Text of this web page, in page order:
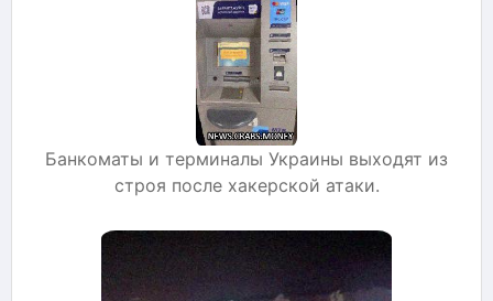
Банкоматы и терминалы Украины выходят из
строя после хакерской атаки.